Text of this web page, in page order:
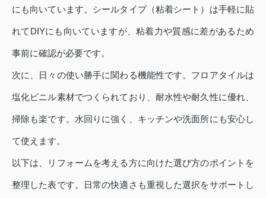
にも向いています。シールタイプ（粘着シート）は手軽に貼
れてDIYにも向いていますが、粘着力や質感に差があるため
事前に確認が必要です。
次に、日々の使い勝手に関わる機能性です。フロアタイルは
塩化ビニル素材でつくられており、耐水性や耐久性に優れ、
掃除も楽です。水回りに強く、キッチンや洗面所にも安心し
て使えます。
以下は、リフォームを考える方に向けた選び方のポイントを
整理した表です。日常の快適さも重視した選択をサポートし